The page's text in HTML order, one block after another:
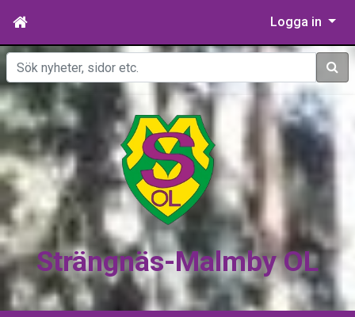
Logga in
Sök
Strängnäs-Malmby OL